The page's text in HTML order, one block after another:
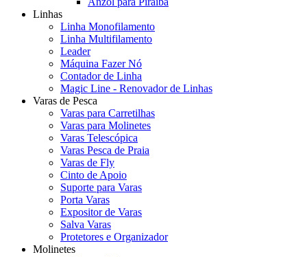
Linhas
Linha Monofilamento
Linha Multifilamento
Leader
Máquina Fazer Nó
Contador de Linha
Magic Line - Renovador de Linhas
Varas de Pesca
Varas para Carretilhas
Varas para Molinetes
Varas Telescópica
Varas Pesca de Praia
Varas de Fly
Cinto de Apoio
Suporte para Varas
Porta Varas
Expositor de Varas
Salva Varas
Protetores e Organizador
Molinetes